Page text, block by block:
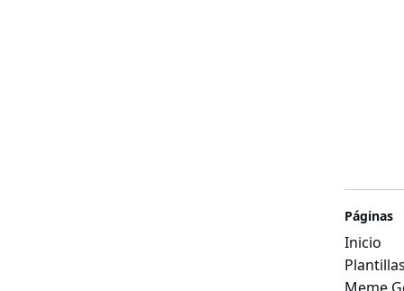
Páginas
Inicio
Meme